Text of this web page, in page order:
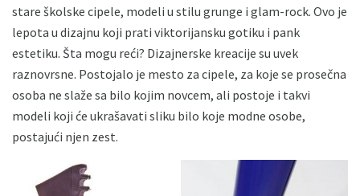
stare školske cipele, modeli u stilu grunge i glam-rock. Ovo je
lepota u dizajnu koji prati viktorijansku gotiku i pank
estetiku. Šta mogu reći? Dizajnerske kreacije su uvek
raznovrsne. Postojalo je mesto za cipele, za koje se prosečna
osoba ne slaže sa bilo kojim novcem, ali postoje i takvi
modeli koji će ukrašavati sliku bilo koje modne osobe,
postajući njen zest.